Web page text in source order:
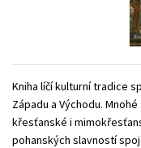
Kniha líčí kulturní tradice
Západu a Východu.
křesťanské i
pohanských slavností